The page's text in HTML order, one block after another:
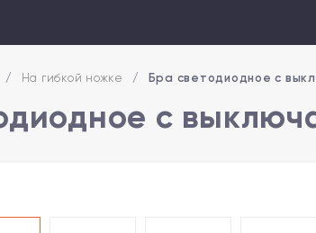
/ На гибкой ножке / Бра светодиодное с
с